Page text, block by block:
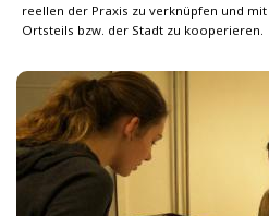
reellen der Praxis zu verknüpfen und
Ortsteils bzw. der Stadt zu kooperieren.